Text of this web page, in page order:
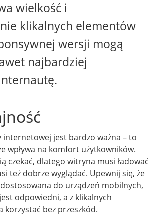
wielkość i
klikalnych elementów
wersji mogą
najbardziej
jest bardzo ważna – to
wpływa na komfort użytkowników.
czekać, dlatego witryna musi ładować
też dobrze wyglądać. Upewnij się, że
do urządzeń mobilnych,
odpowiedni, a z klikalnych
korzystać bez przeszkód.